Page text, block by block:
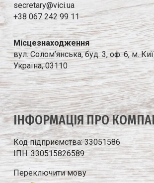
secretary@vici.ua
+38 067 242 99 11
Місцезнаходження
вул. Солом’янська, буд. 3, оф. 6, м.
Україна, 03110
IНФОРМАЦIЯ ПРО
Код підприємства: 33051586
ІПН: 330515826589
Переключити мову